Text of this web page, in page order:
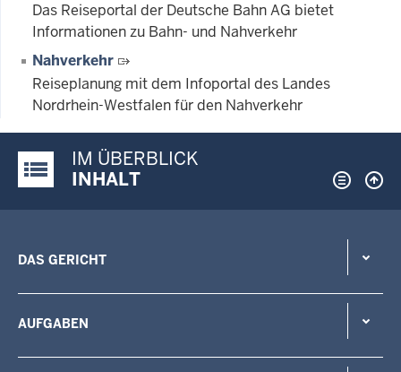
Das Reiseportal der Deutsche Bahn AG bietet
Informationen zu Bahn- und Nahverkehr
Nahverkehr
Reiseplanung mit dem Infoportal des Landes
Nordrhein-Westfalen für den Nahverkehr
Justiz-Portal im Überblick:
IM ÜBERBLICK
INHALT
DAS GERICHT
AUFGABEN